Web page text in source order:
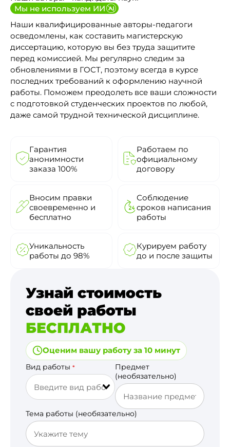
Мы не используем ИИ
Наши квалифицированные авторы-педагоги
осведомлены, как составить магистерскую
диссертацию, которую вы без труда защитите
перед комиссией. Мы регулярно следим за
обновлениями в ГОСТ, поэтому всегда в курсе
последних требований к оформлению научной
работы. Поможем преодолеть все ваши сложности
с подготовкой студенческих проектов по любой,
даже самой трудной технической дисциплине.
Гарантия
анонимности
заказа 100%
Работаем по
официальному
договору
Вносим правки
своевременно и
бесплатно
Соблюдение
сроков написания
работы
Уникальность
работы до 98%
Курируем работу
до и после защиты
Узнай стоимость
своей работы
БЕСПЛАТНО
Оценим вашу работу за 10 минут
Вид работы *
Предмет
(необязательно)
Тема работы (необязательно)